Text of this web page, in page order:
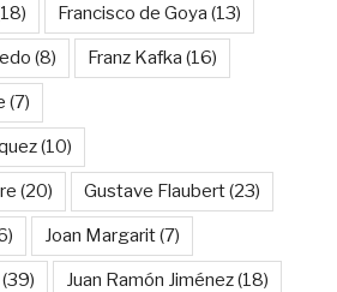
Francisco de Goya (13)
(8) Franz Kafka (16)
(7)
(10)
(20) Gustave Flaubert(23)
Joan Margarit(7)
(39) Juan Ramón Jiménez(18)